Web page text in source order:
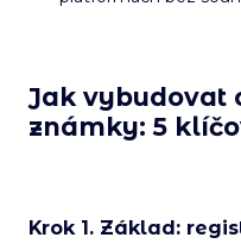
Jak vybudovat
známky: 5
Krok 1. Základ: